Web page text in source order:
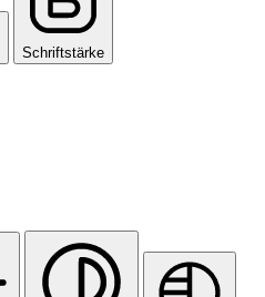
Schriftstärke